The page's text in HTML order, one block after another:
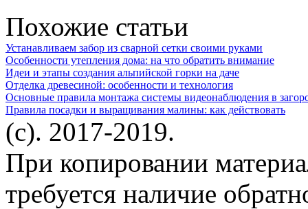
Похожие статьи
Устанавливаем забор из сварной сетки своими руками
Особенности утепления дома: на что обратить внимание
Идеи и этапы создания альпийской горки на даче
Отделка древесиной: особенности и технология
Основные правила монтажа системы видеонаблюдения в
Правила посадки и выращивания малины: как действовать
(c). 2017-2019.
При копировании
требуется наличие